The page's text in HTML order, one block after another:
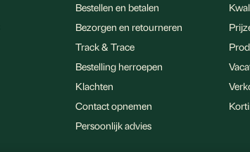
Bestellen en betalen
Bezorgen en retourneren
Track & Trace
Bestelling herroepen
Klachten
Contact opnemen
Persoonlijk advies